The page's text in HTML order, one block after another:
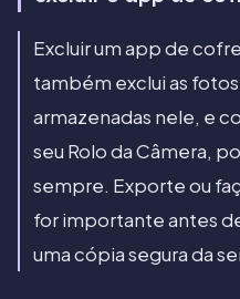
Excluir um app de
também exclui as
armazenadas nele, e
seu Rolo da Câmera,
sempre. Exporte ou
for importante antes
uma cópia segura da